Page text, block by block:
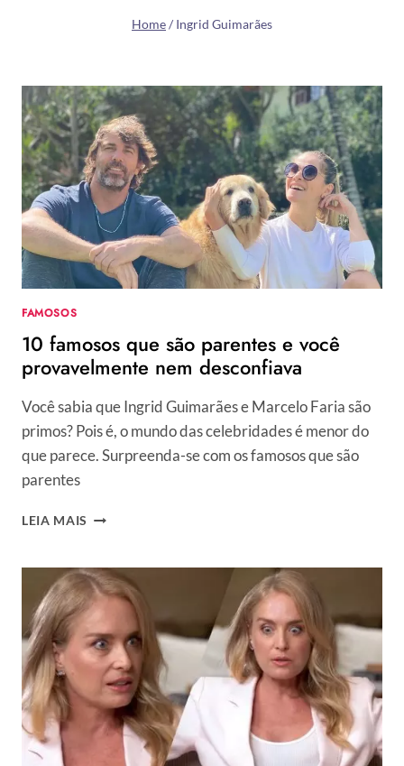
Home/ Ingrid Guimarães
FAMOSOS
10 famosos que são parentes e você
provavelmente nem desconfiava
Você sabia que Ingrid Guimarães e Marcelo Faria são
primos? Pois é, o mundo das celebridades é menor do
que parece. Surpreenda-se com os famosos que são
parentes
LEIA MAIS
SÃO
PARENTES
E
VOCÊ
PROVAVELMENTE
NEM
DESCONFIAVA